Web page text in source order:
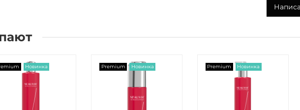
Новинка Premium Новинка Premium Новинка